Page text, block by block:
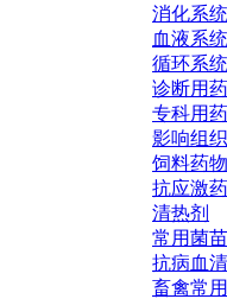
消化系
血液系
循环系
诊断用药
专科用药
影响组
饲料药
抗应激药
清热剂
常用菌
抗病血清
畜禽常